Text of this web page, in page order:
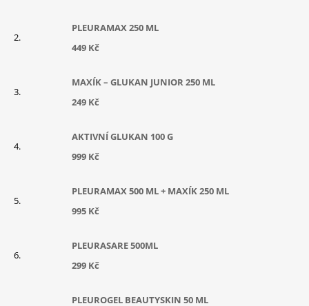
PLEURAMAX 250 ML
449 Kč
MAXÍK – GLUKAN JUNIOR 250 ML
249 Kč
AKTIVNÍ GLUKAN 100 G
999 Kč
PLEURAMAX 500 ML + MAXÍK 250 ML
995 Kč
PLEURASARE 500ML
299 Kč
PLEUROGEL BEAUTYSKIN 50 ML